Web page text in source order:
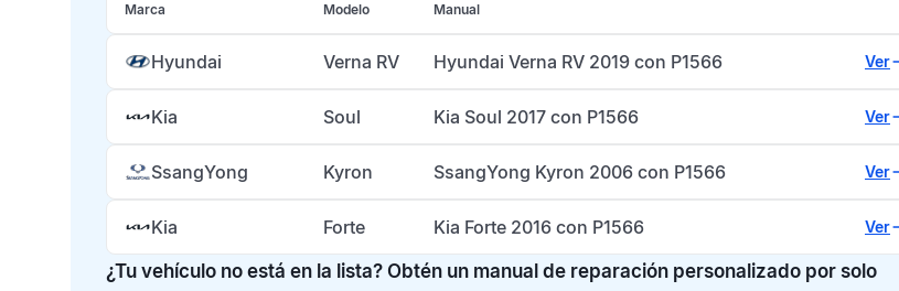
Marca Modelo Manual
Hyundai Verna RV Hyundai Verna RV 2019 con P1566 Ver
Kia Soul Kia Soul 2017 con P1566 Ver
SsangYong Kyron SsangYong Kyron 2006 con P1566 Ver
Kia Forte Kia Forte 2016 con P1566 Ver
¿Tu vehículo no está en la lista? Obtén un manual de reparación personalizado por solo